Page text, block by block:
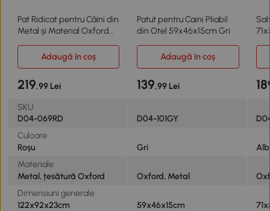
Pat Ridicat pentru Câini din
Metal și Material Oxford
Patut pentru Caini Pliabil
din Otel 59x46x15cm Gri
Adaugă în coș Adaugă în coș
219,99 Lei 139,99 Lei
SKU
D04-069RD
D04-101GY
Culoare
Roșu
Gri
Materiale
Metal, țesătură Oxford
Oxford, Metal
Dimensiuni generale
122x92x23cm
59x46x15cm